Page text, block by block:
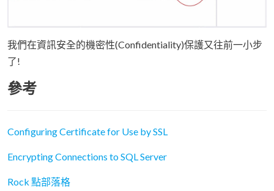
我們在資訊安全的機密性(Confidentiality)保護又往前一小步
了!
參考
Configuring Certificate for Use by SSL
Encrypting Connections to SQL Server
Rock 點部落格